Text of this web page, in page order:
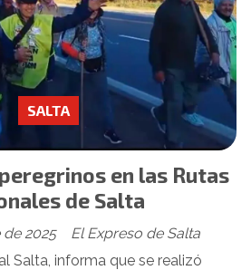
en las Rutas
de Salta
El Expreso de Salta
SALTA
2025
Salta, informa que se realizó